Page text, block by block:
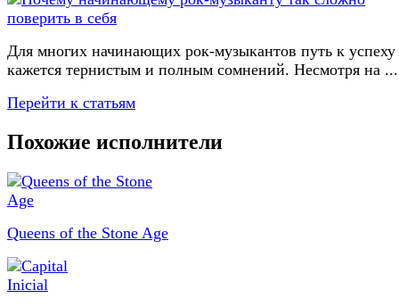
Для многих начинающих рок-музыкантов путь к успеху
кажется тернистым и полным сомнений. Несмотря на ...
Перейти к статьям
Похожие исполнители
Queens of the Stone Age